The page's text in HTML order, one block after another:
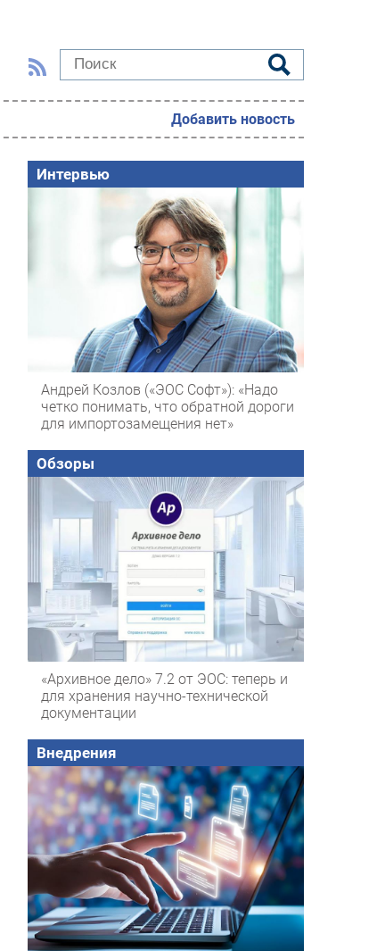
Добавить новость
Интервью
Андрей Козлов («ЭОС Софт»): «Надо
четко понимать, что обратной дороги
для импортозамещения нет»
Обзоры
«Архивное дело» 7.2 от ЭОС: теперь и
для хранения научно-технической
документации
Внедрения